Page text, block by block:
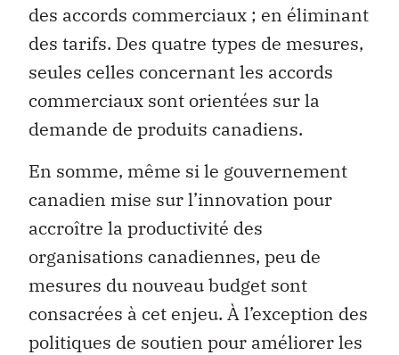
des accords commerciaux ; en éliminant
des tarifs. Des quatre types de mesures,
seules celles concernant les accords
commerciaux sont orientées sur la
demande de produits canadiens.
En somme, même si le gouvernement
canadien mise sur l’innovation pour
accroître la productivité des
organisations canadiennes, peu de
mesures du nouveau budget sont
consacrées à cet enjeu. À l’exception des
politiques de soutien pour améliorer les